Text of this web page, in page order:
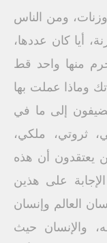
ومن الناس
أيا كان عددها،
منها واحد قط
وماذا عملت بها
إلى ما في
ثروتي، ملكي،
يعتقدون أن هذه
على هذين
العالم وإنسان
والإنسان حيث